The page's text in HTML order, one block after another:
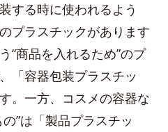
する時に使われるよう
プラスチックがあります
“商品を入れるため”のプ
「容器包装プラスチッ
。一方、コスメの容器な
の”は「製品プラスチッ